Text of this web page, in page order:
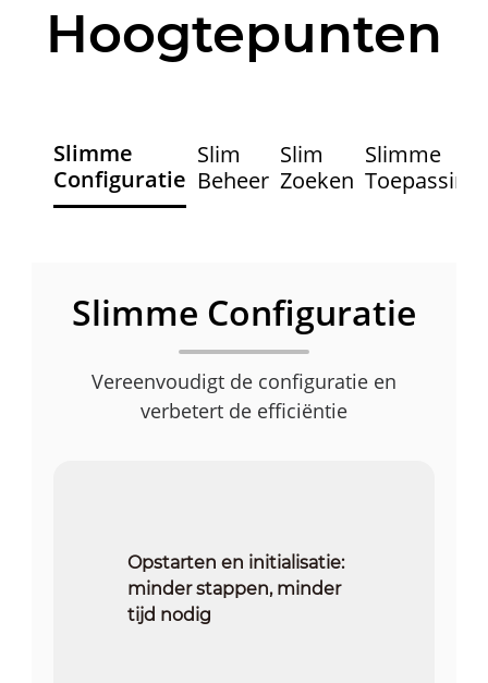
Hoogtepunten
Slimme
Configuratie
Slim
Beheer
Slim
Zoeken
Slimme
Toepassing
Slimme Configuratie
Vereenvoudigt de configuratie en
verbetert de efficiëntie
Opstarten en initialisatie:
minder stappen, minder
tijd nodig